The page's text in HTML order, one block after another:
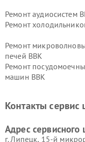
Ремонт аудиосистем
Ремонт
Ремонт
печей BBK
Ремонт
машин BBK
Ремонт винных
Контакты сервис
Адрес сервисного
г. Липецк, 15-й